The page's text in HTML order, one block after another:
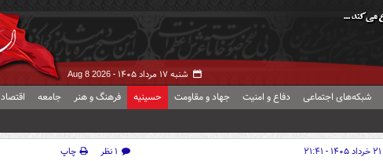
شنبه ۱۷ مرداد ۱۴۰۵ - Aug 8 2026
شبکه‌های اجتماعی دفاع و امنیت جهاد و مقاومت حسینیه فرهنگ و هنر جامعه اقتصاد
۲۱ خرداد ۱۴۰۵ - ۲۱:۴۱ ۱ نظر
چاپ